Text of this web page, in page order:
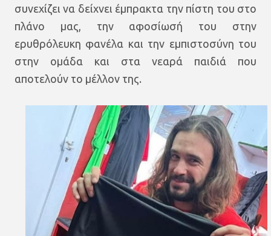
συνεχίζει να δείχνει έμπρακτα την πίστη του στο
πλάνο μας, την αφοσίωσή του στην
ερυθρόλευκη φανέλα και την εμπιστοσύνη του
στην ομάδα και στα νεαρά παιδιά που
αποτελούν το μέλλον της.